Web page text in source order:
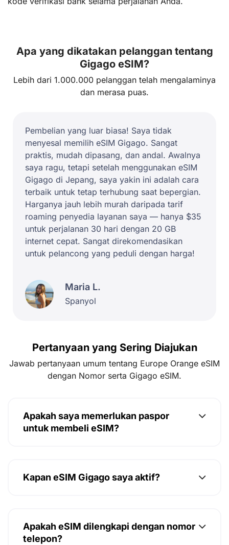
Apa yang dikatakan pelanggan tentang
Gigago eSIM?
Lebih dari 1.000.000 pelanggan telah mengalaminya
dan merasa puas.
Pembelian yang luar biasa! Saya tidak
menyesal memilih eSIM Gigago. Sangat
praktis, mudah dipasang, dan andal. Awalnya
saya ragu, tetapi setelah menggunakan eSIM
Gigago di Jepang, saya yakin ini adalah cara
terbaik untuk tetap terhubung saat bepergian.
Harganya jauh lebih murah daripada tarif
roaming penyedia layanan saya — hanya $35
untuk perjalanan 30 hari dengan 20 GB
internet cepat. Sangat direkomendasikan
untuk pelancong yang peduli dengan harga!
Maria L.
Spanyol
Pertanyaan yang Sering Diajukan
Jawab pertanyaan umum tentang Europe Orange eSIM
dengan Nomor serta Gigago eSIM.
Apakah saya memerlukan paspor
untuk membeli eSIM?
Kapan eSIM Gigago saya aktif?
Apakah eSIM dilengkapi dengan nomor
telepon?